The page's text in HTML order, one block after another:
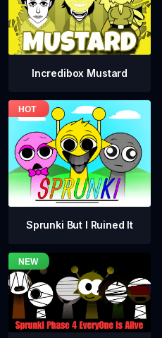
Incredibox Mustard
Sprunki But I Ruined It